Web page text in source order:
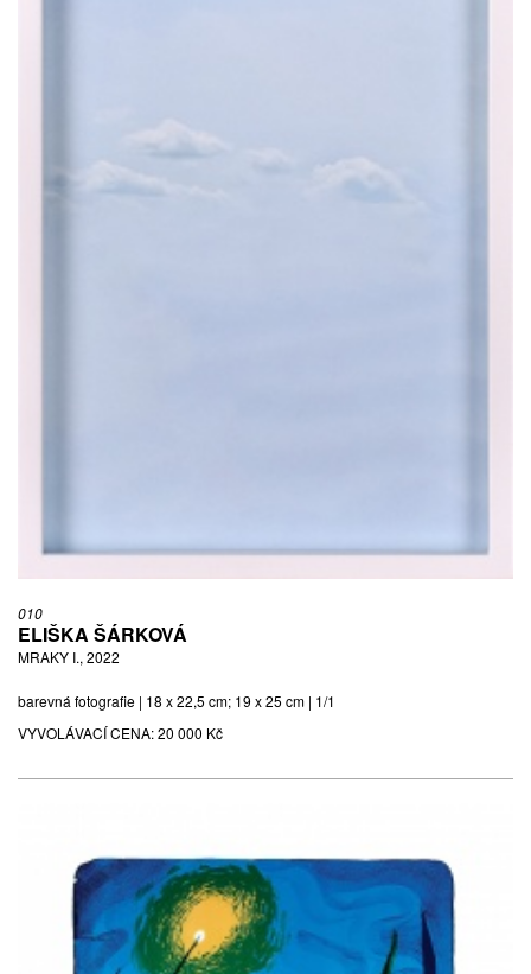
010
ELIŠKA ŠÁRKOVÁ
MRAKY I., 2022
barevná fotografie | 18 x 22,5 cm; 19 x 25 cm | 1/1
VYVOLÁVACÍ CENA:20 000 Kč